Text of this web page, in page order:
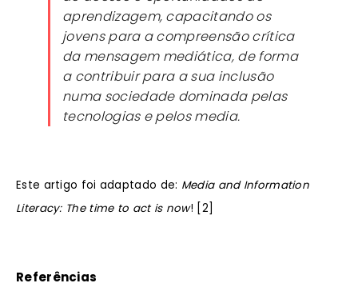
aprendizagem, capacitando os
jovens para a compreensão crítica
da mensagem mediática, de forma
a contribuir para a sua inclusão
numa sociedade dominada pelas
tecnologias e pelos media.
Este artigo foi adaptado de: Media and Information
Literacy: The time to act is now! [2]
Referências